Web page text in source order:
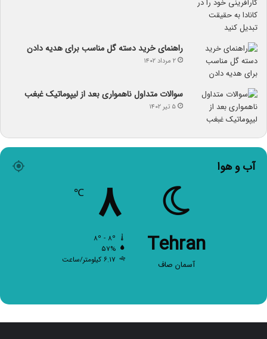
راهنمای خرید دسته گل مناسب برای هدیه دادن
۲ مرداد ۱۴۰۲
سوالات متداول ناهمواری بعد از لیپوماتیک غبغب
۵ تیر ۱۴۰۲
آب و هوا
Tehran
آسمان صاف
۸ ℃
۵۷%
۶.۱۷ کیلومتر/ساعت